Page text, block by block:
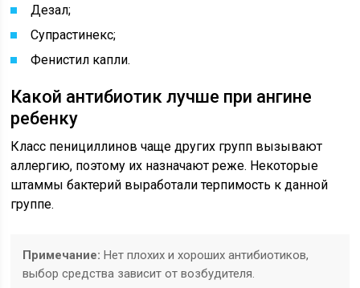
Дезал;
Супрастинекс;
Фенистил капли.
Какой антибиотик лучше при ангине
ребенку
Класс пенициллинов чаще других групп вызывают
аллергию, поэтому их назначают реже. Некоторые
штаммы бактерий выработали терпимость к данной
группе.
Примечание: Нет плохих и хороших антибиотиков,
выбор средства зависит от возбудителя.